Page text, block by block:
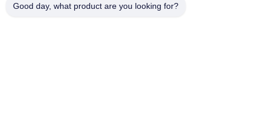
Good day, what product are you looking for?